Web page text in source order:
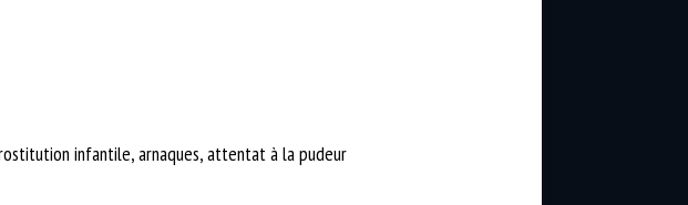
infantile, arnaques, attentat à la pudeur